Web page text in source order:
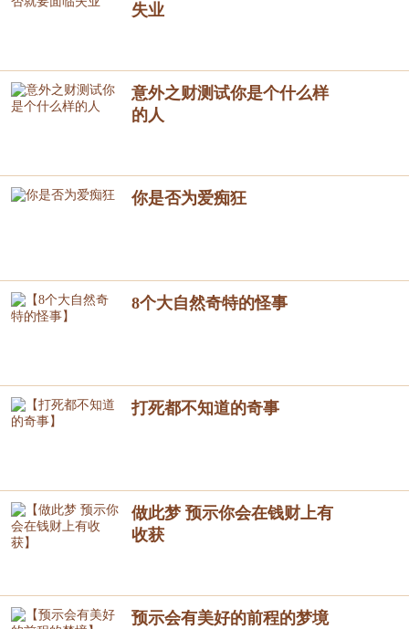
失业
意外之财测试你是个什么样
的人
你是否为爱痴狂
8个大自然奇特的怪事
打死都不知道的奇事
做此梦 预示你会在钱财上有
收获
预示会有美好的前程的梦境